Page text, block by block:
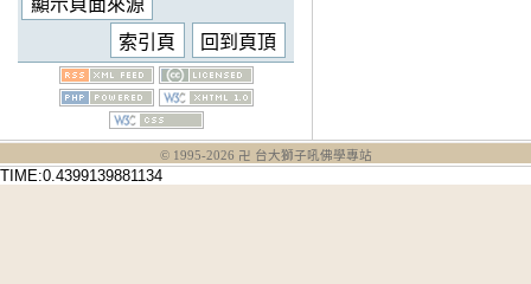
© 1995-2026 卍 台大獅子吼佛學專站
TIME:0.4399139881134